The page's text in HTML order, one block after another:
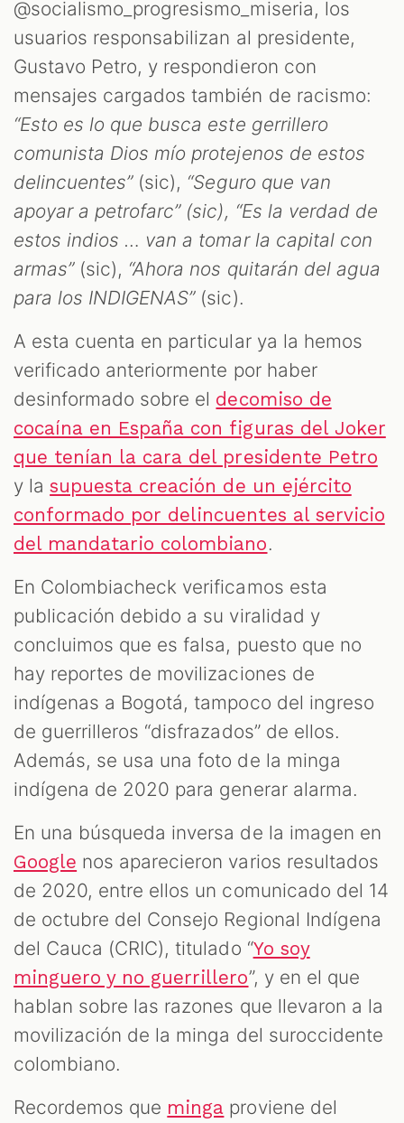
@socialismo_progresismo_miseria, los
usuarios responsabilizan al presidente,
Gustavo Petro, y respondieron con
mensajes cargados también de racismo:
“Esto es lo que busca este gerrillero
comunista Dios mío protejenos de estos
delincuentes” (sic), “Seguro que van
apoyar a petrofarc” (sic), “Es la verdad de
estos indios … van a tomar la capital con
armas”(sic), “Ahora nos quitarán del agua
para los INDIGENAS” (sic).
A esta cuenta en particular ya la hemos
verificado anteriormente por haber
desinformado sobre el decomiso de
cocaína en España con figuras del Joker
que tenían la cara del presidente Petro
y lasupuesta creación de un ejército
conformado por delincuentes al servicio
del mandatario colombiano.
En Colombiacheck verificamos esta
publicación debido a su viralidad y
concluimos que es falsa, puesto que no
hay reportes de movilizaciones de
indígenas a Bogotá, tampoco del ingreso
de guerrilleros “disfrazados” de ellos.
Además, se usa una foto de la minga
indígena de 2020 para generar alarma.
En una búsqueda inversa de la imagen en
Google nos aparecieron varios resultados
de 2020, entre ellos un comunicado del 14
de octubre del Consejo Regional Indígena
del Cauca (CRIC), titulado “Yo soy
minguero y no guerrillero”, y en el que
hablan sobre las razones que llevaron a la
movilización de la minga del suroccidente
colombiano.
Recordemos que minga proviene del